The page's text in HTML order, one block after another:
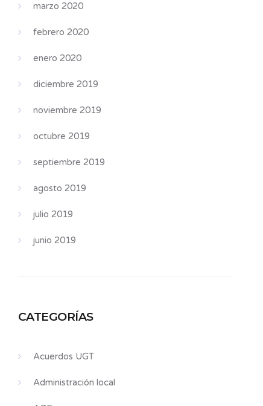
marzo 2020
febrero 2020
enero 2020
diciembre 2019
noviembre 2019
octubre 2019
septiembre 2019
agosto 2019
julio 2019
junio 2019
CATEGORÍAS
Acuerdos UGT
Administración local